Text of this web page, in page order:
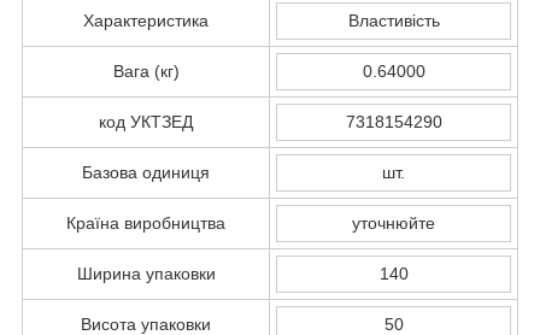
Характеристика Властивість
Вага (кг) 0.64000
код УКТЗЕД 7318154290
Базова одиниця шт.
Країна виробництва уточнюйте
Ширина упаковки 140
Висота упаковки 50